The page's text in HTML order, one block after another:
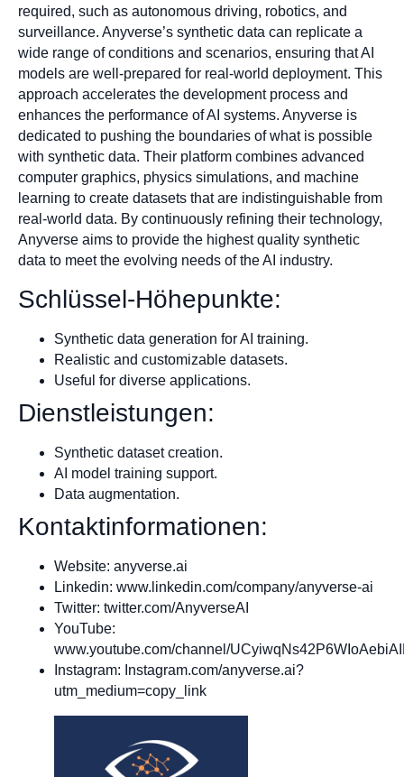
required, such as autonomous driving, robotics, and
surveillance. Anyverse’s synthetic data can replicate a
wide range of conditions and scenarios, ensuring that AI
models are well-prepared for real-world deployment. This
approach accelerates the development process and
enhances the performance of AI systems. Anyverse is
dedicated to pushing the boundaries of what is possible
with synthetic data. Their platform combines advanced
computer graphics, physics simulations, and machine
learning to create datasets that are indistinguishable from
real-world data. By continuously refining their technology,
Anyverse aims to provide the highest quality synthetic
data to meet the evolving needs of the AI industry.
Schlüssel-Höhepunkte:
Synthetic data generation for AI training.
Realistic and customizable datasets.
Useful for diverse applications.
Dienstleistungen:
Synthetic dataset creation.
AI model training support.
Data augmentation.
Kontaktinformationen:
Website: anyverse.ai
Linkedin: www.linkedin.com/company/anyverse-ai
Twitter: twitter.com/AnyverseAI
YouTube:
www.youtube.com/channel/
Instagram: Instagram.com/anyverse.ai?
utm_medium=copy_link